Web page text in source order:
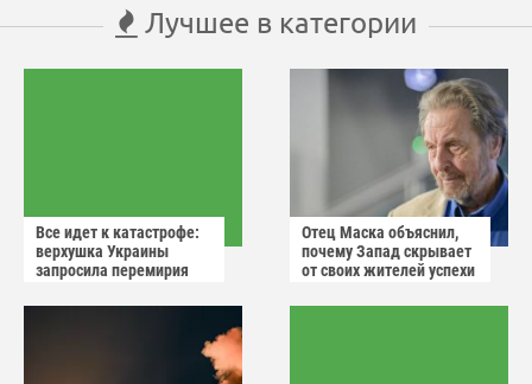
Лучшее в категории
Все идет к катастрофе:
верхушка Украины
запросила перемирия
Отец Маска объяснил,
почему Запад скрывает
от своих жителей успехи